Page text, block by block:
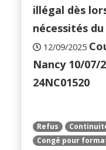
illégal dès
nécessités
12/09/2025
Nancy 10/07/
24NC01520
Refus
Congé pour